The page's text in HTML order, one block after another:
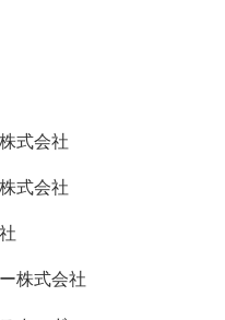
式会社
式会社
株式会社